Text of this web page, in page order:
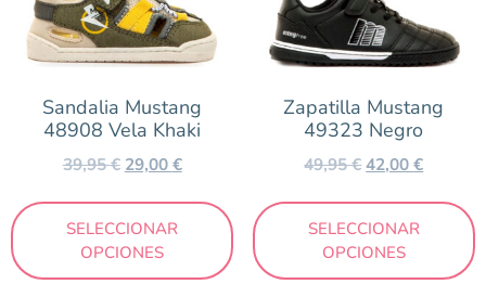
Sandalia Mustang
48908 Vela Khaki
39,95€ 29,00€
SELECCIONAR
OPCIONES
Zapatilla Mustang
49323 Negro
49,95€ 42,00€
SELECCIONAR
OPCIONES